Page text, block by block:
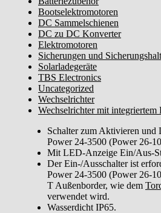
104)
Menge
Bootselektromotoren
DC Sammelschienen
DC zu DC Konverter
Elektromotoren
Sicherungen und
Solarladegeräte
TBS Electronics
Uncategorized
Wechselrichter
Wechselrichter mit integriertem
Schalter zum Aktivieren und
Power 24-3500 (Power 26-
Mit LED-Anzeige Ein/Aus-
Der Ein-/Ausschalter ist
Power 24-3500 (Power 26-
T Außenborder, wie dem
verwendet wird.
Wasserdicht IP65.